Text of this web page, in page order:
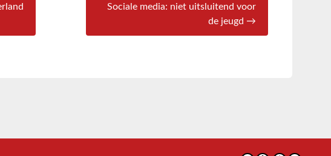
Sociale media: niet uitsluitend voor
de jeugd →